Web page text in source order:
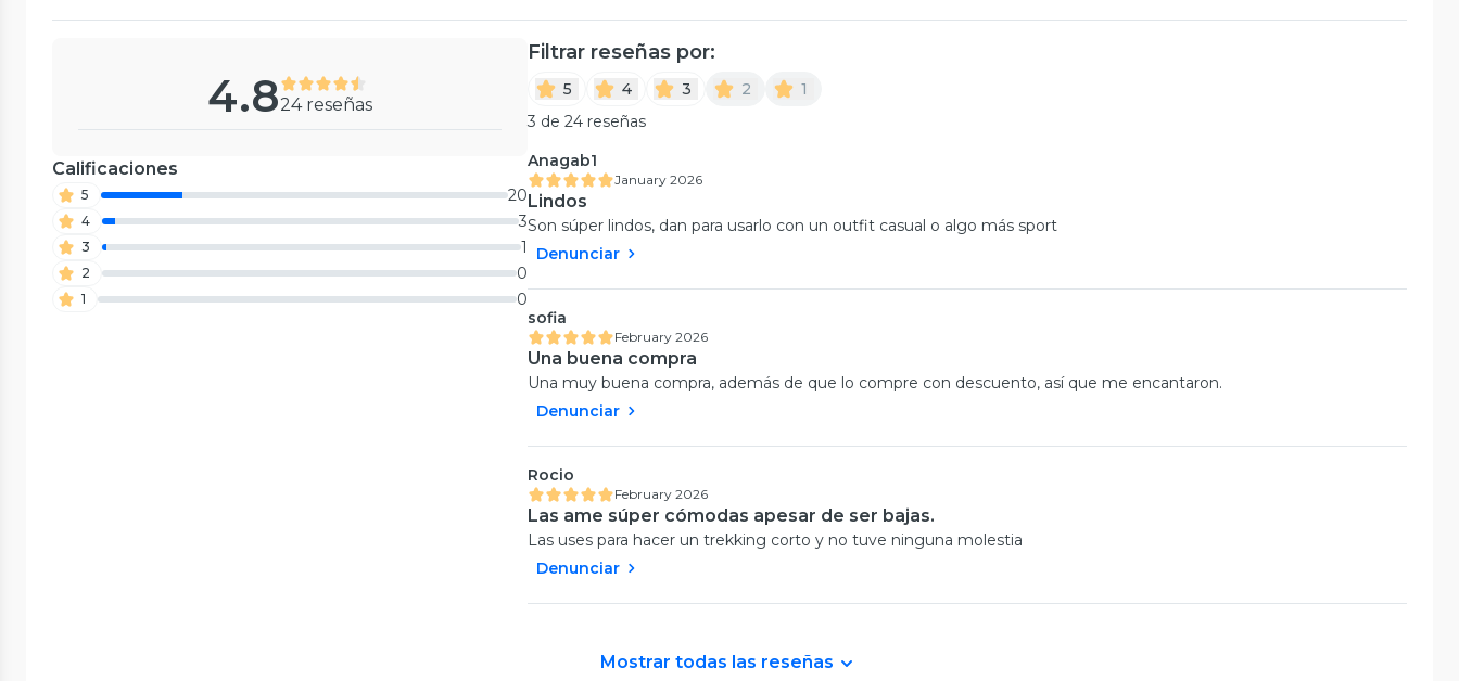
4.824 reseñas
Calificaciones
5 20
4 3
3 1
2 0
1 0
Filtrar reseñas por:
5 4 3 2
1
3 de 24 reseñas
Anagab1
January 2026
Lindos
Son súper lindos, dan para usarlo con un outfit casual o algo más sport
Denunciar
sofia
February 2026
Una buena compra
Una muy buena compra, además de que lo compre con descuento, así que me encantaron.
Denunciar
Rocio
February 2026
Las ame súper cómodas apesar de ser bajas.
Las uses para hacer un trekking corto y no tuve ninguna molestia
Denunciar
Mostrar todas las reseñas